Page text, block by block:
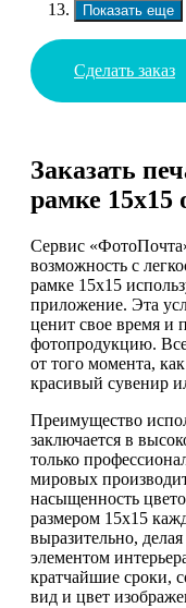
Показать еще
Сделать заказ
Заказать
рамке 15х15
Сервис
возможность с
рамке 15х15
приложение. Эта
ценит свое время и
фотопродукцию.
от того момента,
красивый сувенир
Преимущество
заключается в
только
мировых
насыщенность
размером 15х15
выразительно,
элементом
кратчайшие сроки,
вид и цвет